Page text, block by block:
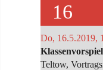
16
Do, 16.5.2019,
Teltow,